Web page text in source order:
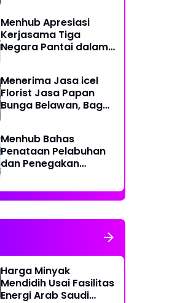
Menhub Apresiasi
Kerjasama Tiga
Negara Pantai dalam
Laut
Menerima Jasa icel
Florist Jasa Papan
Bunga Belawan, Bagus
Menhub Bahas
Penataan Pelabuhan
dan Penegakan
Sistem Identifikasi
Kapal Otomatis
Harga Minyak
Mendidih Usai Fasilitas
Energi Arab Saudi